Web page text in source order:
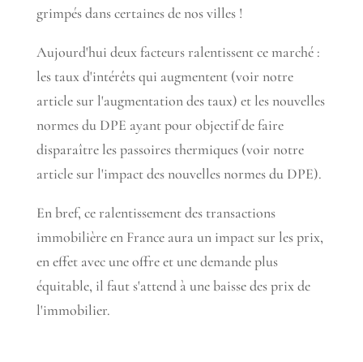
grimpés dans certaines de nos villes !
Aujourd'hui deux facteurs ralentissent ce marché :
les taux d'intérêts qui augmentent (voir notre
article sur l'augmentation des taux) et les nouvelles
normes du DPE ayant pour objectif de faire
disparaître les passoires thermiques (voir notre
article sur l'impact des nouvelles normes du DPE).
En bref, ce ralentissement des transactions
immobilière en France aura un impact sur les prix,
en effet avec une offre et une demande plus
équitable, il faut s'attend à une baisse des prix de
l'immobilier.